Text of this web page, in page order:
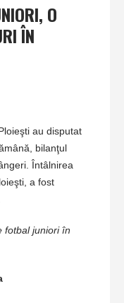
O
ÎN
au disputat
bilanţul
Întâlnirea
a fost
fotbal juniori în